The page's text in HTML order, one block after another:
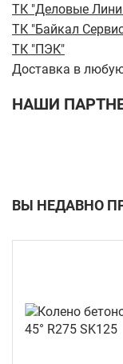
ТК "Деловые
ТК "Байкал
ТК "ПЭК"
Доставка в
НАШИ
ВЫ НЕДАВНО